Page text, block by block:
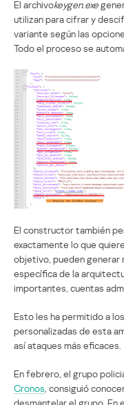
El archivokeygen.exe
utilizan para cifrar y
variante según las
Todo el proceso se
El constructor también
exactamente lo que
objetivo, pueden generar
específica de la
importantes, cuentas
Esto les ha permitido a
personalizadas de esta
así ataques más eficaces.
En febrero, el grupo
Cronos , consiguió